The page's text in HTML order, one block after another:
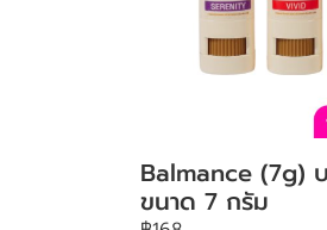
Balmance (7g)
ขนาด 7 กรัม